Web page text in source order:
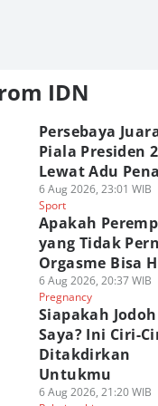
IDN
Persebaya
Piala Presiden
Lewat Adu
6 Aug 2026, 23:01 WIB
Sport
Apakah
yang Tidak
Orgasme Bisa
6 Aug 2026, 20:37 WIB
Pregnancy
Siapakah Jodoh
Saya? Ini Ciri-
Ditakdirkan
Untukmu
6 Aug 2026, 21:20 WIB